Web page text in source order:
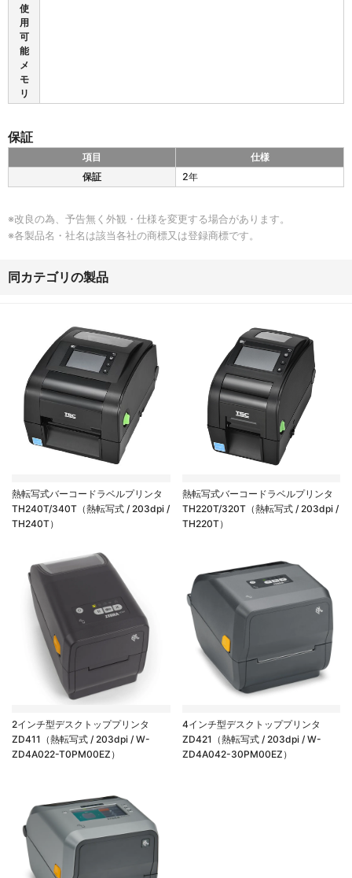
使
用
可
能
メ
モ
リ
保証
D
2
1
の
証
項目
仕様
保証
2年
※改良の為、予告無く外観・仕様を変更する場合があります。
※各製品名・社名は該当各社の商標又は登録商標です。
同カテゴリの製品
熱転写式バーコードラベルプリンタ
TH240T/340T（熱転写式 / 203dpi /
TH240T）
熱転写式バーコードラベルプリンタ
TH220T/320T（熱転写式 / 203dpi /
TH220T）
2インチ型デスクトッププリンタ
ZD411（熱転写式 / 203dpi / W-
ZD4A022-T0PM00EZ）
4インチ型デスクトッププリンタ
ZD421（熱転写式 / 203dpi / W-
ZD4A042-30PM00EZ）